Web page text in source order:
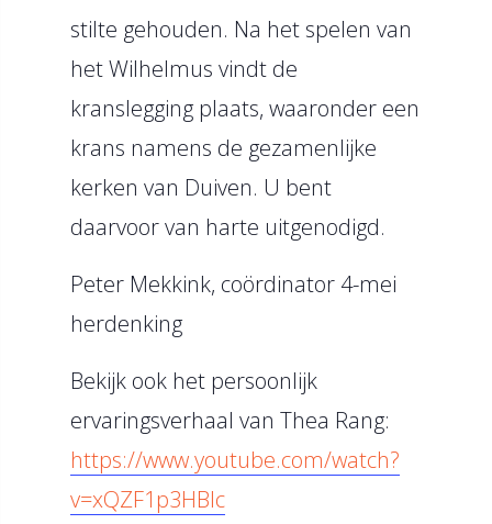
stilte gehouden. Na het spelen van
het Wilhelmus vindt de
kranslegging plaats, waaronder een
krans namens de gezamenlijke
kerken van Duiven. U bent
daarvoor van harte uitgenodigd.
Peter Mekkink, coördinator 4-mei
herdenking
Bekijk ook het persoonlijk
ervaringsverhaal van Thea Rang:
https://www.youtube.com/watch?
v=xQZF1p3HBlc